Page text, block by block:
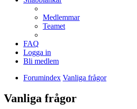
Medlemmar
Teamet
FAQ
Logga in
Bli medlem
Forumindex Vanliga frågor
Vanliga frågor